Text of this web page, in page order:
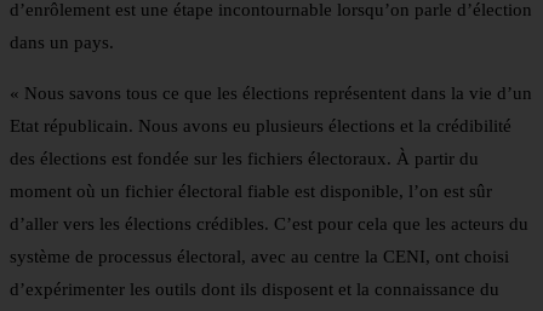
d’enrôlement est une étape incontournable lorsqu’on parle d’élection
dans un pays.
« Nous savons tous ce que les élections représentent dans la vie d’un
Etat républicain. Nous avons eu plusieurs élections et la crédibilité
des élections est fondée sur les fichiers électoraux. À partir du
moment où un fichier électoral fiable est disponible, l’on est sûr
d’aller vers les élections crédibles. C’est pour cela que les acteurs du
système de processus électoral, avec au centre la CENI, ont choisi
d’expérimenter les outils dont ils disposent et la connaissance du